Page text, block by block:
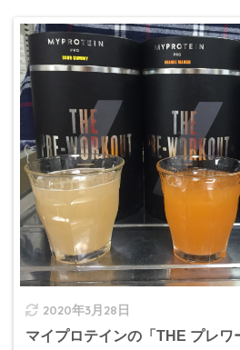
2020年3月28日
マイプロテインの「THE プレワ